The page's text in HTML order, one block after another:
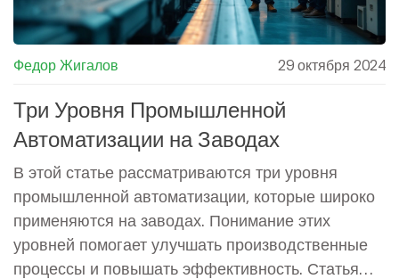
Федор Жигалов 29 октября 2024
Три Уровня Промышленной
Автоматизации на Заводах
В этой статье рассматриваются три уровня
промышленной автоматизации, которые широко
применяются на заводах. Понимание этих
уровней помогает улучшать производственные
процессы и повышать эффективность. Статья